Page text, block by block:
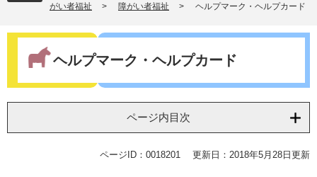
本
がい者福祉
> 障がい者福祉 > ヘルプマーク・ヘルプカード
ヘルプマーク・ヘルプカード
ページ内目次
ページID：0018201 更新日：2018年5月28日更新